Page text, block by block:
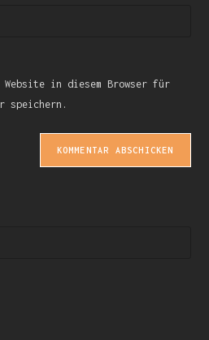
Website in diesem Browser für
speichern.